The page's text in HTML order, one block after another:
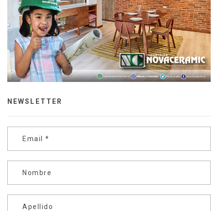
NEWSLETTER
Email *
Nombre
Apellido